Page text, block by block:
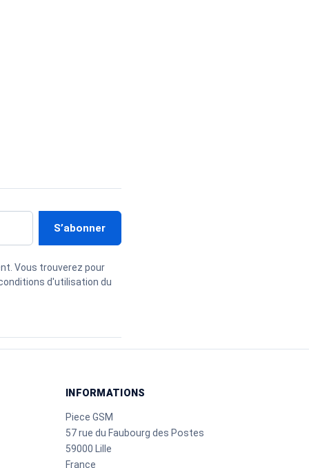
Vous trouverez pour
d'utilisation du
INFORMATIONS
Piece GSM
57 rue du Faubourg des Postes
59000 Lille
France